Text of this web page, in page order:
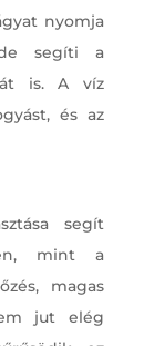
nyomja
segíti a
is. A víz
és az
segít
mint a
magas
jut elég